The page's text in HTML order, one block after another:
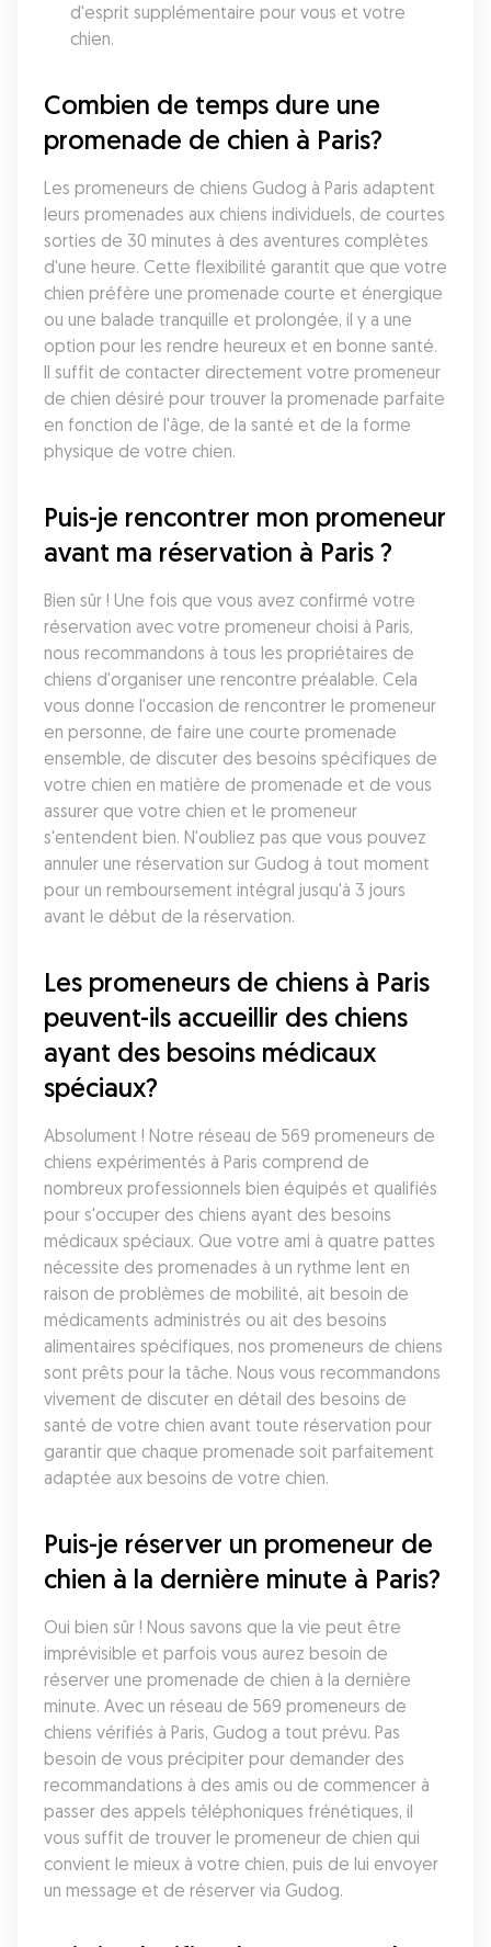
d'esprit supplémentaire pour vous et votre
chien.
Combien de temps dure une
promenade de chien à Paris?
Les promeneurs de chiens Gudog à Paris adaptent
leurs promenades aux chiens individuels, de courtes
sorties de 30 minutes à des aventures complètes
d'une heure. Cette flexibilité garantit que que votre
chien préfère une promenade courte et énergique
ou une balade tranquille et prolongée, il y a une
option pour les rendre heureux et en bonne santé.
Il suffit de contacter directement votre promeneur
de chien désiré pour trouver la promenade parfaite
en fonction de l'âge, de la santé et de la forme
physique de votre chien.
Puis-je rencontrer mon promeneur
avant ma réservation à Paris ?
Bien sûr ! Une fois que vous avez confirmé votre
réservation avec votre promeneur choisi à Paris,
nous recommandons à tous les propriétaires de
chiens d'organiser une rencontre préalable. Cela
vous donne l'occasion de rencontrer le promeneur
en personne, de faire une courte promenade
ensemble, de discuter des besoins spécifiques de
votre chien en matière de promenade et de vous
assurer que votre chien et le promeneur
s'entendent bien. N'oubliez pas que vous pouvez
annuler une réservation sur Gudog à tout moment
pour un remboursement intégral jusqu'à 3 jours
avant le début de la réservation.
Les promeneurs de chiens à Paris
peuvent-ils accueillir des chiens
ayant des besoins médicaux
spéciaux?
Absolument ! Notre réseau de 569 promeneurs de
chiens expérimentés à Paris comprend de
nombreux professionnels bien équipés et qualifiés
pour s'occuper des chiens ayant des besoins
médicaux spéciaux. Que votre ami à quatre pattes
nécessite des promenades à un rythme lent en
raison de problèmes de mobilité, ait besoin de
médicaments administrés ou ait des besoins
alimentaires spécifiques, nos promeneurs de chiens
sont prêts pour la tâche. Nous vous recommandons
vivement de discuter en détail des besoins de
santé de votre chien avant toute réservation pour
garantir que chaque promenade soit parfaitement
adaptée aux besoins de votre chien.
Puis-je réserver un promeneur de
chien à la dernière minute à Paris?
Oui bien sûr ! Nous savons que la vie peut être
imprévisible et parfois vous aurez besoin de
réserver une promenade de chien à la dernière
minute. Avec un réseau de 569 promeneurs de
chiens vérifiés à Paris, Gudog a tout prévu. Pas
besoin de vous précipiter pour demander des
recommandations à des amis ou de commencer à
passer des appels téléphoniques frénétiques, il
vous suffit de trouver le promeneur de chien qui
convient le mieux à votre chien, puis de lui envoyer
un message et de réserver via Gudog.